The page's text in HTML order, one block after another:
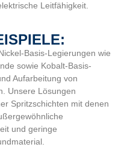
Leitfähigkeit.
Basis-Legierungen wie
sowie Kobalt-Basis-
Aufarbeitung von
Unsere Lösungen
Spritzschichten mit denen
und geringe